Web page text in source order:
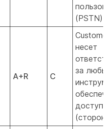
(PSTN).
A+R C
несет
за любые